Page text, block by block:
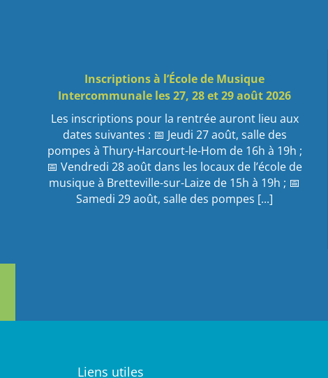
Inscriptions à l’École de Musique
Intercommunale les 27, 28 et 29 août 2026
Les inscriptions pour la rentrée auront lieu aux
dates suivantes : 📅 Jeudi 27 août, salle des
pompes à Thury-Harcourt-le-Hom de 16h à 19h ;
📅 Vendredi 28 août dans les locaux de l’école de
musique à Bretteville-sur-Laize de 15h à 19h ; 📅
Samedi 29 août, salle des pompes [...]
Pour cette nouvelle édition, la pomme et le
Liens utiles